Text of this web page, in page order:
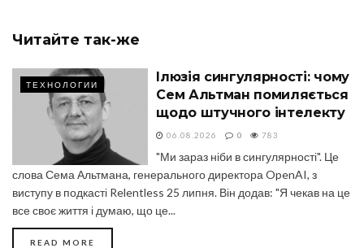
Читайте так-же
ТЕХНОЛОГИИ
Ілюзія сингулярності: чому
Сем Альтман помиляється
щодо штучного інтелекту
06.08.2026 0 783
"Ми зараз ніби в сингулярності". Це
слова Сема Альтмана, генерального директора OpenAI, з
виступу в подкасті Relentless 25 липня. Він додав: "Я чекав на це
все своє життя і думаю, що це...
READ MORE